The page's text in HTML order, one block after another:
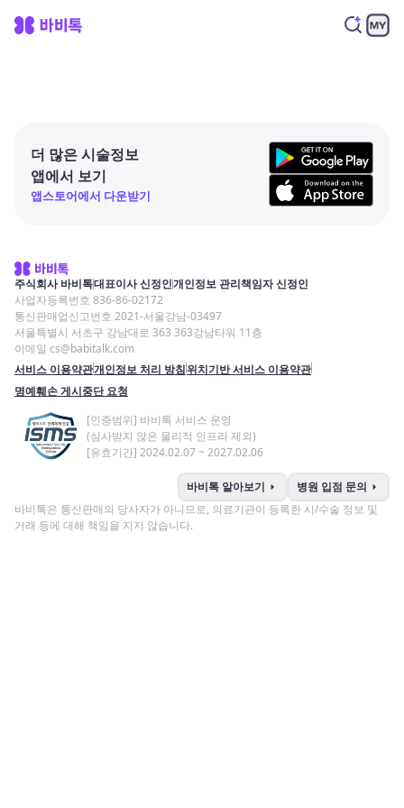
더 많은 시술정보
앱에서 보기
앱스토어에서 다운받기
주식회사 바비톡대표이사 신정인개인정보 관리책임자 신정인
사업자등록번호 836-86-02172
통신판매업신고번호 2021-서울강남-03497
서울특별시 서초구 강남대로 363 363강남타워 11층
이메일 cs@babitalk.com
서비스 이용약관개인정보 처리 방침위치기반 서비스 이용약관
명예훼손 게시중단 요청
[인증범위] 바비톡 서비스 운영
(심사받지 않은 물리적 인프라 제외)
[유효기간] 2024.02.07 ~ 2027.02.06
바비톡 알아보기 arrow_right 병원 입점 문의 arrow_right
바비톡은 통신판매의 당사자가 아니므로, 의료기관이 등록한 시/수술 정보 및
거래 등에 대해 책임을 지지 않습니다.